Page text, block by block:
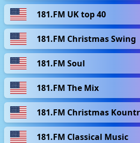
181.FM UK top 40
181.FM Christmas Swing
181.FM Soul
181.FM The Mix
181.FM Christmas
181.FM Classical Music